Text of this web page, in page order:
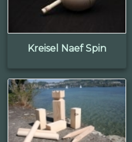
Kreisel Naef Spin